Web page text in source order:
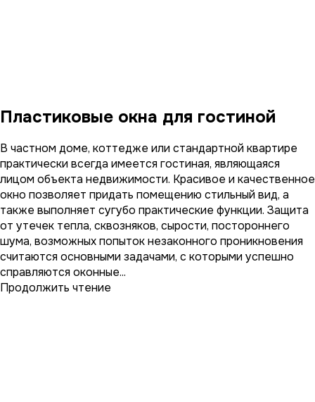
Пластиковые окна для гостиной
В частном доме, коттедже или стандартной квартире
практически всегда имеется гостиная, являющаяся
лицом объекта недвижимости. Красивое и качественное
окно позволяет придать помещению стильный вид, а
также выполняет сугубо практические функции. Защита
от утечек тепла, сквозняков, сырости, постороннего
шума, возможных попыток незаконного проникновения
считаются основными задачами, с которыми успешно
справляются оконные...
Продолжить чтение